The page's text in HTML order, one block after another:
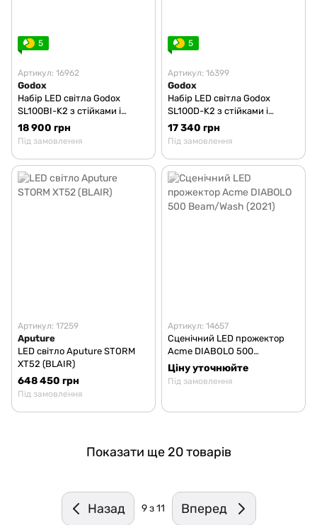
5
Артикул: 16962
Godox
Набір LED світла Godox
SL100BI-K2 з стійками і
софтбоксами (Bi-Color) (2 шт)
18 900 грн
Під замовлення
5
Артикул: 16399
Godox
Набір LED світла Godox
SL100D-K2 з стійками і
софтбоксами (Daylight) (2 шт)
17 340 грн
Під замовлення
Артикул: 17259
Aputure
LED світло Aputure STORM
XT52 (BLAIR)
648 450 грн
Під замовлення
Артикул: 14657
Сценічний LED прожектор
Acme DIABOLO 500
Beam/Wash (2021)
Ціну уточнюйте
Під замовлення
Показати ще 20 товарів
Назад 9з 11 Вперед